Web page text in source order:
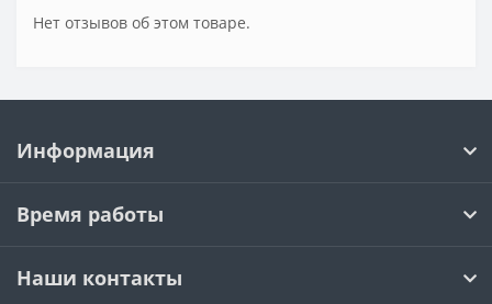
Нет отзывов об этом товаре.
Информация
Время работы
Наши контакты